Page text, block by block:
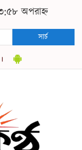
অপরাহ্ন
সার্চ